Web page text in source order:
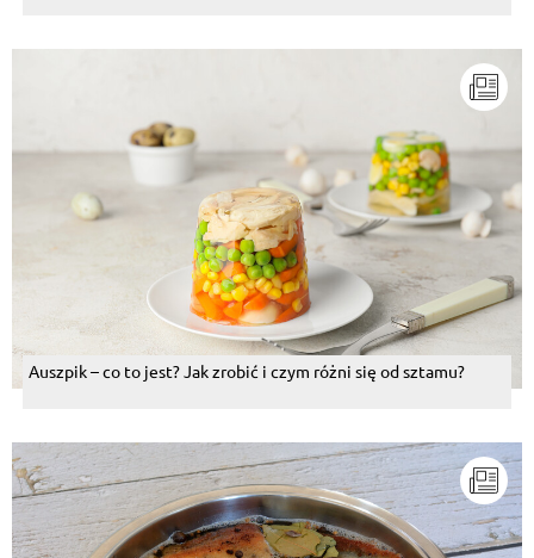
Auszpik – co to jest? Jak zrobić i czym różni się od sztamu?